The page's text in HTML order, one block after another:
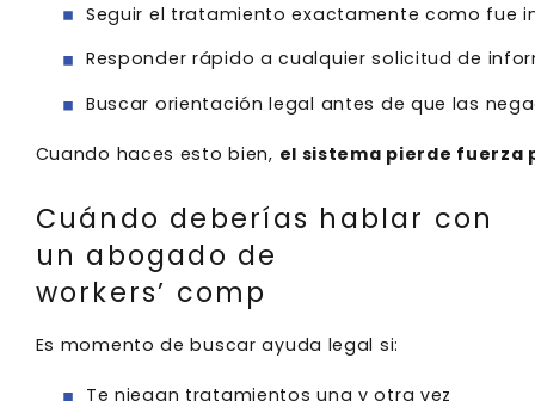
Seguir el tratamiento exactamente como fue
Responder rápido a cualquier solicitud de
Buscar orientación legal antes de que las
Cuando haces esto bien, el sistema pierde fuerza
Cuándo deberías hablar con
un abogado de
workers’ comp
Es momento de buscar ayuda legal si:
Te niegan tratamientos una y otra vez